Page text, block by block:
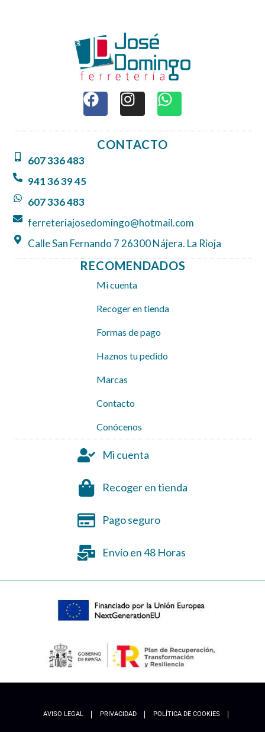
F
a
c
e
b
I
n
s
t
a
W
h
a
t
CONTACTO
607 336 483
941 36 39 45
607 336 483
ferreteriajosedomingo@hotmail.com
Calle San Fernando 7 26300 Nájera. La Rioja
RECOMENDADOS
Mi cuenta
Recoger en tienda
Formas de pago
Haznos tu pedido
Marcas
Contacto
Conócenos
Mi cuenta
Recoger en tienda
Pago seguro
Envío en 48 Horas
AVISO LEGAL PRIVACIDAD POLÍTICA DE COOKIES